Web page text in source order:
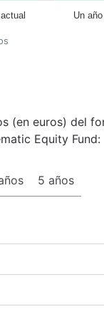
Un año
(en euros) del
Equity Fund:
5 años